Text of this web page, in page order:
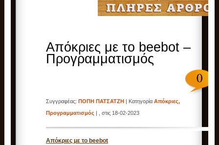
Απόκριες με το beebot –
Προγραμματισμός
0
Συγγραφέας:ΠΟΠΗ ΠΑΤΣΑΤΖΗ | ΚατηγορίαΑπόκριες,
Προγραμματισμός | , στις 18-02-2023
Απόκριες με το beebot